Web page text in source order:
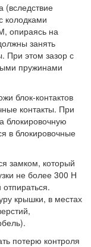
(вследствие
колодками
опираясь на
занять
При этом зазор с
пружинами
блок-контактов
контакты. При
блокировочную
в блокировочные
замком, который
не более 300 Н
крышки, в местах
потерю контроля